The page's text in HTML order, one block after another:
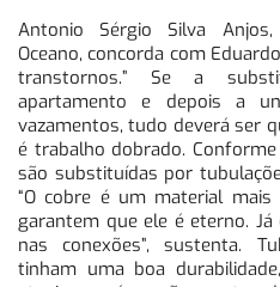
Antonio Sérgio Silva
Oceano, concorda com
transtornos.” Se a
apartamento e depois a
vazamentos, tudo deverá ser
é trabalho dobrado.
são substituídas por
“O cobre é um material
garantem que ele é eterno.
nas conexões”, sustenta.
tinham uma boa